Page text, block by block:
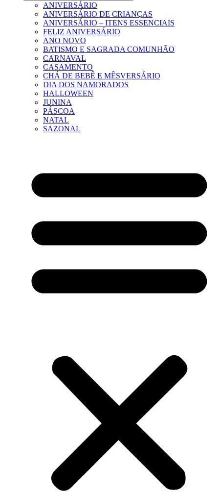
ANIVERSÁRIO
ANIVERSÁRIO DE CRIANÇAS
ANIVERSÁRIO – ITENS ESSENCIAIS
FELIZ ANIVERSÁRIO
ANO NOVO
BATISMO E SAGRADA COMUNHÃO
CARNAVAL
CASAMENTO
CHÁ DE BEBÊ E MÊSVERSÁRIO
DIA DOS NAMORADOS
HALLOWEEN
JUNINA
PÁSCOA
NATAL
SAZONAL